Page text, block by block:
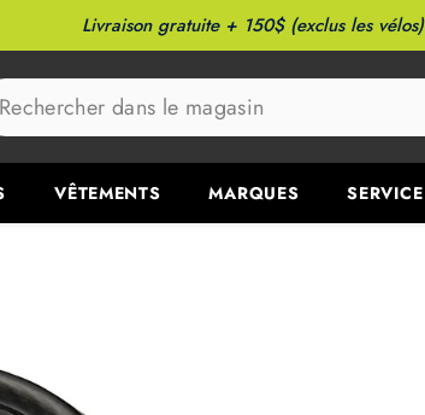
Livraison gratuite + 150$ (exclus les vélos)
VÊTEMENTS MARQUES SERVICE